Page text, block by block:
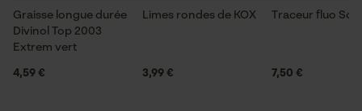
Graisse longue durée
Divinol Top 2003
Extrem vert
4,59 €
Limes rondes de KOX
3,99 €
Traceur fluo
7,50 €